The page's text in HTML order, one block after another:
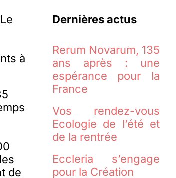
à
de
Dernières actus
Rerum Novarum, 135
ans après : une
espérance pour la
France
Vos rendez-vous
Ecologie de l’été et
de la rentrée
Eccleria s’engage
pour la Création